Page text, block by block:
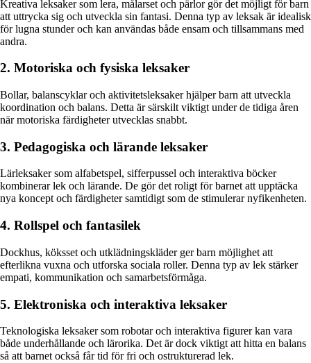
Kreativa leksaker som lera, målarset och pärlor gör det möjligt för barn
att uttrycka sig och utveckla sin fantasi. Denna typ av leksak är idealisk
för lugna stunder och kan användas både ensam och tillsammans med
andra.
2. Motoriska och fysiska leksaker
Bollar, balanscyklar och aktivitetsleksaker hjälper barn att utveckla
koordination och balans. Detta är särskilt viktigt under de tidiga åren
när motoriska färdigheter utvecklas snabbt.
3. Pedagogiska och lärande leksaker
Lärleksaker som alfabetspel, sifferpussel och interaktiva böcker
kombinerar lek och lärande. De gör det roligt för barnet att upptäcka
nya koncept och färdigheter samtidigt som de stimulerar nyfikenheten.
4. Rollspel och fantasilek
Dockhus, köksset och utklädningskläder ger barn möjlighet att
efterlikna vuxna och utforska sociala roller. Denna typ av lek stärker
empati, kommunikation och samarbetsförmåga.
5. Elektroniska och interaktiva leksaker
Teknologiska leksaker som robotar och interaktiva figurer kan vara
både underhållande och lärorika. Det är dock viktigt att hitta en balans
så att barnet också får tid för fri och ostrukturerad lek.